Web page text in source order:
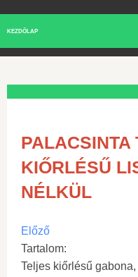
KEZDŐLAP
PALACSINTA
KIŐRLÉSŰ
NÉLKÜL
Előző
Tartalom:
Teljes kiőrlésű